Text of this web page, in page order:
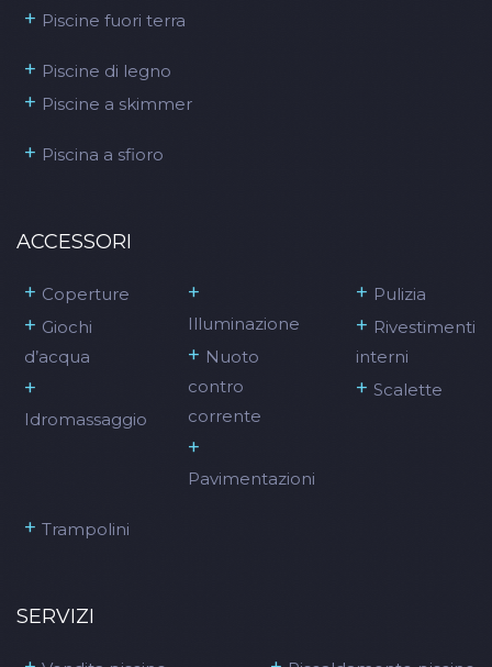
+ Piscine fuori terra
+ Piscine di legno
+ Piscine a skimmer
+ Piscina a sfioro
ACCESSORI
+ Coperture
+ Giochi
d’acqua
+
Idromassaggio
+
Illuminazione
+ Nuoto
contro
corrente
+
Pavimentazioni
+ Pulizia
+ Rivestimenti
interni
+ Scalette
+ Trampolini
SERVIZI